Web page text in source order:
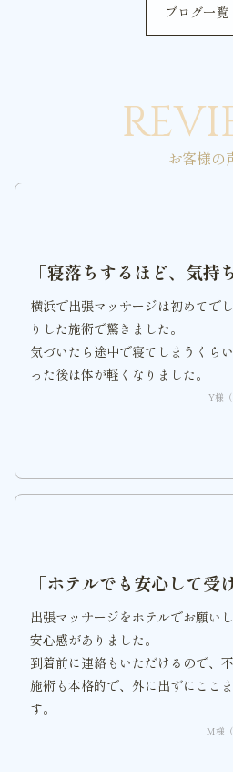
ブログ一覧
お客様の
「寝落ちするほど、気持
横浜で出張マッサージは初めてで
りした施術で驚きました。
気づいたら途中で寝てしまうくら
った後は体が軽くなりました。
Y様
「ホテルでも安心して受
出張マッサージをホテルでお願い
安心感がありました。
到着前に連絡もいただけるので、
施術も本格的で、外に出ずにここ
す。
M様